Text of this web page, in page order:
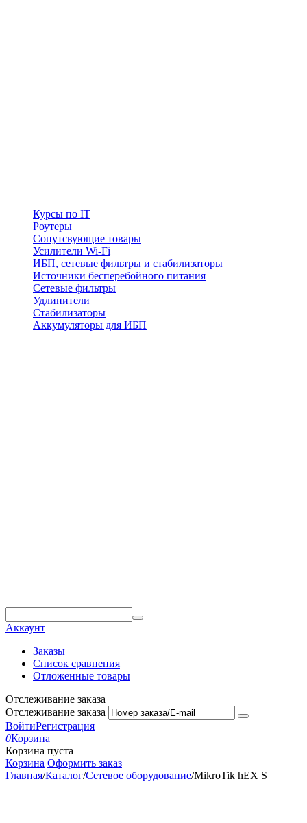
Курсы по IT
Роутеры
Сопутсвующие товары
Усилители Wi-Fi
ИБП, сетевые фильтры и стабилизаторы
Источники бесперебойного питания
Сетевые фильтры
Удлинители
Стабилизаторы
Аккумуляторы для ИБП
Аккаунт
Заказы
Список сравнения
Отложенные товары
Отслеживание заказа
Отслеживание заказа
ВойтиРегистрация
0Корзина
Корзина пуста
Корзина Оформить заказ
Главная/Каталог/Сетевое оборудование/MikroTik hEX S